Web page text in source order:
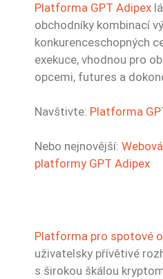
Platforma GPT Adipex
obchodníky kombinací
konkurenceschopných
exekuce, vhodnou pro
opcemi, futures a
Navštivte: Platforma
Nebo nejnovější:
platformy GPT Adipex
Platforma pro spotové
uživatelsky přívětivé
s širokou škálou